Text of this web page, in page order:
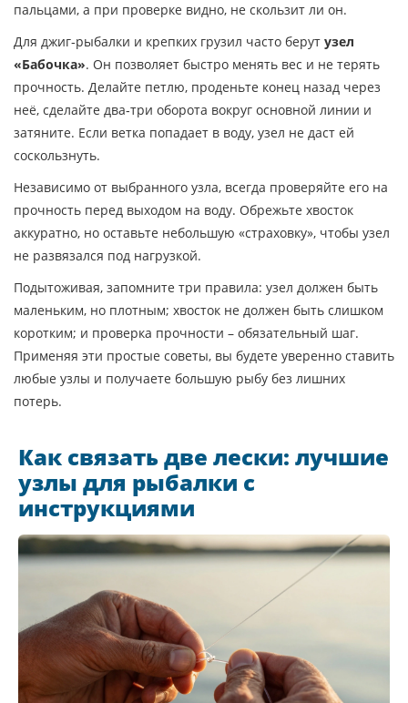
пальцами, а при проверке видно, не скользит ли он.
Для джиг‑рыбалки и крепких грузил часто берут узел
«Бабочка». Он позволяет быстро менять вес и не терять
прочность. Делайте петлю, проденьте конец назад через
неё, сделайте два‑три оборота вокруг основной линии и
затяните. Если ветка попадает в воду, узел не даст ей
соскользнуть.
Независимо от выбранного узла, всегда проверяйте его на
прочность перед выходом на воду. Обрежьте хвосток
аккуратно, но оставьте небольшую «страховку», чтобы узел
не развязался под нагрузкой.
Подытоживая, запомните три правила: узел должен быть
маленьким, но плотным; хвосток не должен быть слишком
коротким; и проверка прочности – обязательный шаг.
Применяя эти простые советы, вы будете уверенно ставить
любые узлы и получаете большую рыбу без лишних
потерь.
Как связать две лески: лучшие
узлы для рыбалки с
инструкциями